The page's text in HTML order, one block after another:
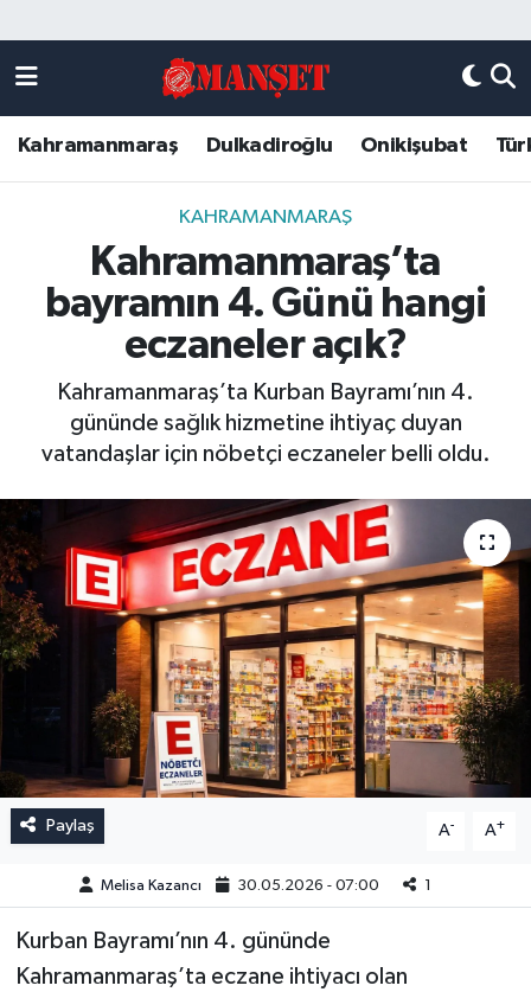
Kahramanmaraş Dulkadiroğlu Onikişubat
KAHRAMANMARAŞ
Kahramanmaraş’ta
bayramın 4. Günü hangi
eczaneler açık?
Kahramanmaraş’ta Kurban Bayramı’nın 4.
gününde sağlık hizmetine ihtiyaç duyan
vatandaşlar için nöbetçi eczaneler belli oldu.
Paylaş A- A+
Melisa Kazancı 30.05.2026 - 07:00 1
Kurban Bayramı’nın 4. gününde
Kahramanmaraş’ta eczane ihtiyacı olan
DULKADİROĞLU
KAHRAMANMARAŞ
ONİKİŞUBAT
Künye
Kahramanmaraş Nöbetçi Eczaneler
Kahramanmaraş Hava Durumu
Kahramanmaraş Trafik Yoğunluk Haritası
Süper Lig Puan Durumu ve Fikstür
Son Dakika Haberleri
Haber Arşivi